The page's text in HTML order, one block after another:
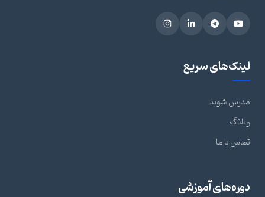
لینک‌های سریع
مدرس شوید
وبلاگ
تماس با ما
دوره‌های آموزشی